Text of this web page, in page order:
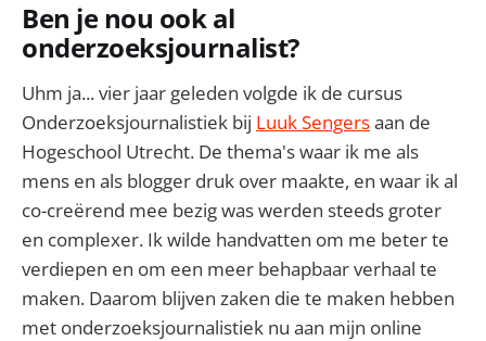
Ben je nou ook al
onderzoeksjournalist?
Uhm ja... vier jaar geleden volgde ik de cursus
Onderzoeksjournalistiek bij Luuk Sengersaan de
Hogeschool Utrecht. De thema's waar ik me als
mens en als blogger druk over maakte, en waar ik al
co-creërend mee bezig was werden steeds groter
en complexer. Ik wilde handvatten om me beter te
verdiepen en om een meer behapbaar verhaal te
maken. Daarom blijven zaken die te maken hebben
met onderzoeksjournalistiek nu aan mijn online